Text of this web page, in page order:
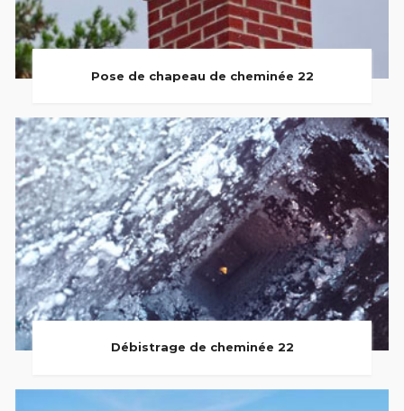
Pose de chapeau de cheminée 22
Débistrage de cheminée 22